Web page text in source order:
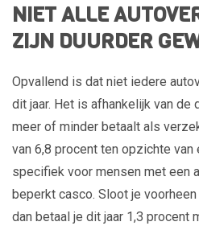
NIET ALLE
ZIJN DUURDER
Opvallend is dat niet iedere
dit jaar. Het is afhankelijk van de
meer of minder betaalt als
van 6,8 procent ten opzichte van
specifiek voor mensen met een
beperkt casco. Sloot je
dan betaal je dit jaar 1,3 procent